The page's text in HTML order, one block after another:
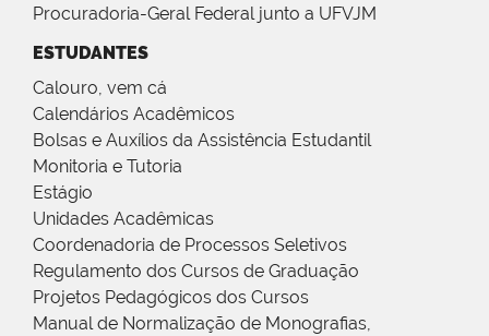
Procuradoria-Geral Federal junto a UFVJM
ESTUDANTES
Calouro, vem cá
Calendários Acadêmicos
Bolsas e Auxílios da Assistência Estudantil
Monitoria e Tutoria
Estágio
Unidades Acadêmicas
Coordenadoria de Processos Seletivos
Regulamento dos Cursos de Graduação
Projetos Pedagógicos dos Cursos
Manual de Normalização de Monografias,